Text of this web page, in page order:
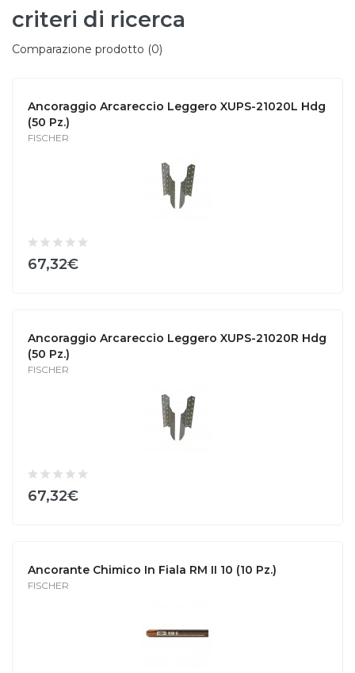
criteri di ricerca
Comparazione prodotto (0)
Ancoraggio Arcareccio Leggero XUPS-21020L Hdg
(50 Pz.)
FISCHER
67,32€
Ancoraggio Arcareccio Leggero XUPS-21020R Hdg
(50 Pz.)
FISCHER
67,32€
Ancorante Chimico In Fiala RM II 10 (10 Pz.)
FISCHER